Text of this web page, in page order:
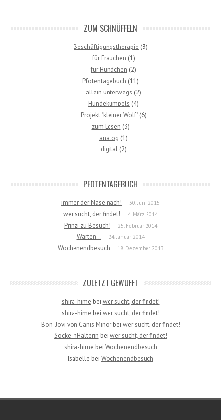
ZUM SCHNÜFFELN
Beschäftigungstherapie (3)
für Frauchen (1)
für Hundchen (2)
Pfotentagebuch (11)
allein unterwegs (2)
Hundekumpels (4)
Projekt "kleiner Wolf"(6)
zum Lesen (3)
analog (1)
digital(2)
PFOTENTAGEBUCH
immer der Nase nach! 30. Juni 2015
wer sucht, der findet! 4. März 2014
Prinzi zu Besuch! 25. Februar 2014
Warten… 24. Januar 2014
Wochenendbesuch 18. Dezember 2013
ZULETZT GEWUFFT
shira-hime bei wer sucht, der findet!
shira-hime bei wer sucht, der findet!
Bon-Jovi von Canis Minorbei wer sucht, der findet!
Socke-nHalterin bei wer sucht, der findet!
shira-hime bei Wochenendbesuch
Isabelle bei Wochenendbesuch